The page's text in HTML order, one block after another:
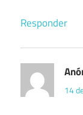
Responder
14